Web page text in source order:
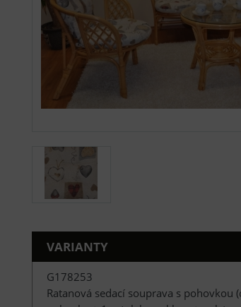
VARIANTY
G178253
Ratanová sedací souprava s pohovkou